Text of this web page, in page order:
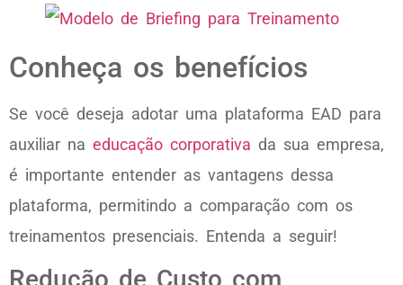
Conheça os benefícios
Se você deseja adotar uma plataforma EAD para
auxiliar na educação corporativa da sua empresa,
é importante entender as vantagens dessa
plataforma, permitindo a comparação com os
treinamentos presenciais. Entenda a seguir!